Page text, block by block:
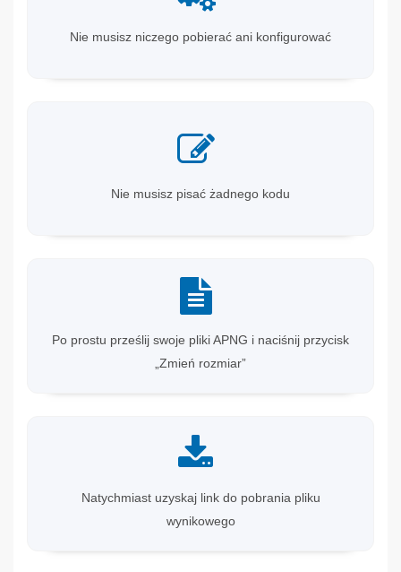
Nie musisz niczego pobierać ani konfigurować
Nie musisz pisać żadnego kodu
Po prostu prześlij swoje pliki APNG i naciśnij przycisk
„Zmień rozmiar”
Natychmiast uzyskaj link do pobrania pliku
wynikowego